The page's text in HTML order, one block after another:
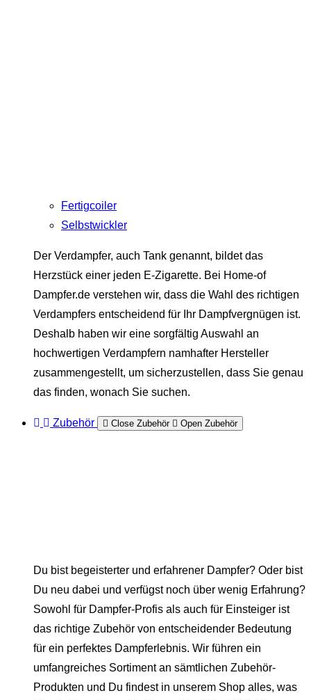
Fertigcoiler
Selbstwickler
Der Verdampfer, auch Tank genannt, bildet das
Herzstück einer jeden E-Zigarette. Bei Home-of
Dampfer.de verstehen wir, dass die Wahl des richtigen
Verdampfers entscheidend für Ihr Dampfvergnügen ist.
Deshalb haben wir eine sorgfältig Auswahl an
hochwertigen Verdampfern namhafter Hersteller
zusammengestellt, um sicherzustellen, dass Sie genau
das finden, wonach Sie suchen.
Zubehör Close Zubehör Open Zubehör
Du bist begeisterter und erfahrener Dampfer? Oder bist
Du neu dabei und verfügst noch über wenig Erfahrung?
Sowohl für Dampfer-Profis als auch für Einsteiger ist
das richtige Zubehör von entscheidender Bedeutung
für ein perfektes Dampferlebnis. Wir führen ein
umfangreiches Sortiment an sämtlichen Zubehör-
Produkten und Du findest in unserem Shop alles, was